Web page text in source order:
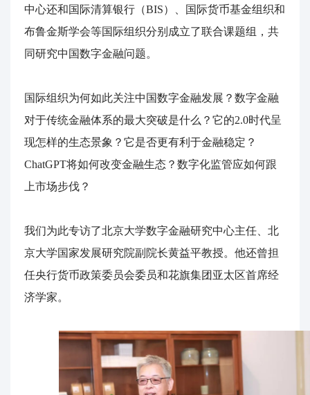
中心还和国际清算银行（BIS）、国际货币基金组织和
布鲁金斯学会等国际组织分别成立了联合课题组，共
同研究中国数字金融问题。
国际组织为何如此关注中国数字金融发展？数字金融
对于传统金融体系的最大突破是什么？它的2.0时代呈
现怎样的生态景象？它是否更有利于金融稳定？
ChatGPT将如何改变金融生态？数字化监管应如何跟
上市场步伐？
我们为此专访了北京大学数字金融研究中心主任、北
京大学国家发展研究院副院长黄益平教授。他还曾担
任央行货币政策委员会委员和花旗集团亚太区首席经
济学家。